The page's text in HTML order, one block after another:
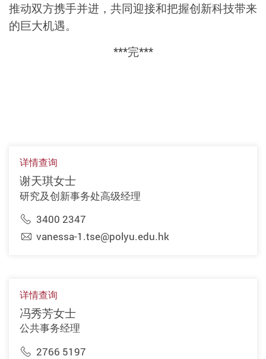
推动双方携手并进，共同迎接和把握创新科技带来
的巨大机遇。
***完***
详情查询
谢天琪女士
研究及创新事务处高级经理
3400 2347
vanessa-1.tse@polyu.edu.hk
详情查询
冯秀芳女士
公共事务经理
2766 5197